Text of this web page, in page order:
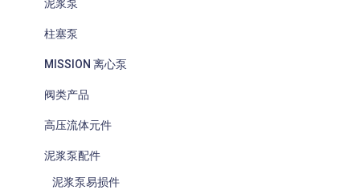
泥浆泵
柱塞泵
MISSION 离心泵
阀类产品
高压流体元件
泥浆泵配件
泥浆泵易损件